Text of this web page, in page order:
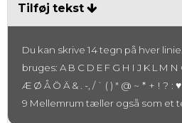
Tilføj tekst
Du kan skrive 14 tegn på hver
bruges: A B C D E F G H I J K L M N
Æ Ø Å Ö Ä & . -, / ` ( ) " @ ~ * + ! ? :
9 Mellemrum tæller også som et